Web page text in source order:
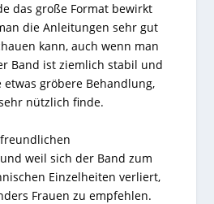
das große Format bewirkt
die Anleitungen sehr gut
kann, auch wenn man
Band ist ziemlich stabil und
gröbere Behandlung,
nützlich finde.
weil sich der Band zum
Einzelheiten verliert,
Frauen zu empfehlen.